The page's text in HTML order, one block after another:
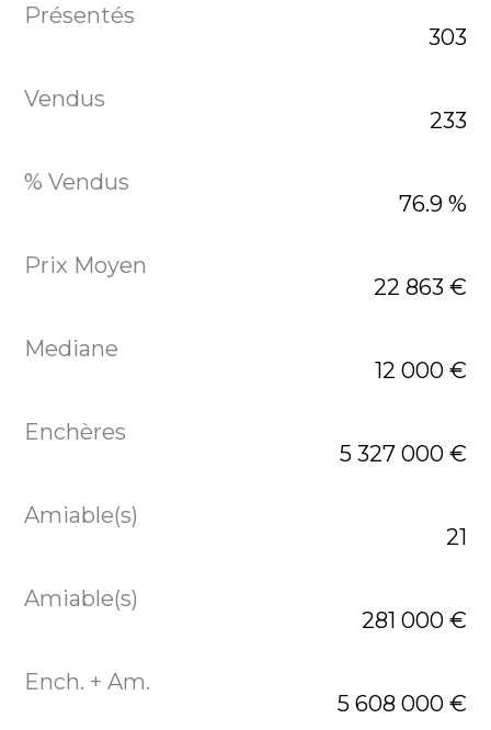
303
233
76.9 %
22 863 €
12 000 €
5 327 000 €
21
281 000 €
5 608 000 €